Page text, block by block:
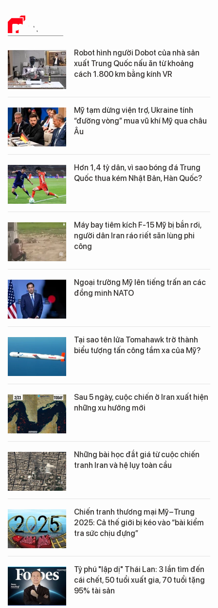
PHÂN TÍCH
Robot hình người Dobot của nhà sản
xuất Trung Quốc nấu ăn từ khoảng
cách 1.800 km bằng kính VR
Mỹ tạm dừng viện trợ, Ukraine tính
“đường vòng” mua vũ khí Mỹ qua châu
Âu
Hơn 1,4 tỷ dân, vì sao bóng đá Trung
Quốc thua kém Nhật Bản, Hàn Quốc?
Máy bay tiêm kích F-15 Mỹ bị bắn rơi,
người dân Iran ráo riết săn lùng phi
công
Ngoại trưởng Mỹ lên tiếng trấn an các
đồng minh NATO
Tại sao tên lửa Tomahawk trở thành
biểu tượng tấn công tầm xa của Mỹ?
Sau 5 ngày, cuộc chiến ở Iran xuất hiện
những xu hướng mới
Những bài học đắt giá từ cuộc chiến
tranh Iran và hệ lụy toàn cầu
Chiến tranh thương mại Mỹ–Trung
2025: Cả thế giới bị kéo vào “bài kiểm
tra sức chịu đựng”
Tỷ phú "lập dị" Thái Lan: 3 lần tìm đến
cái chết, 50 tuổi xuất gia, 70 tuổi tặng
95% tài sản